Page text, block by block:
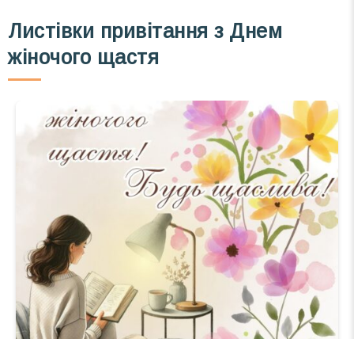
Листівки привітання з Днем
жіночого щастя